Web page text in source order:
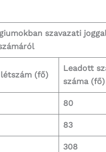
szavazati
(fő)
Leadott
száma (fő)
80
83
308